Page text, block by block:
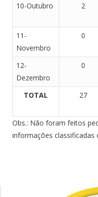
10-Outubro 2
11-
Novembro
0
12-
Dezembro
0
TOTAL 27
Obs.: Não foram feitos
informações classificadas